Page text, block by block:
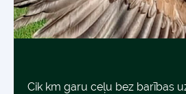
Cik km garu ceļu bez barības